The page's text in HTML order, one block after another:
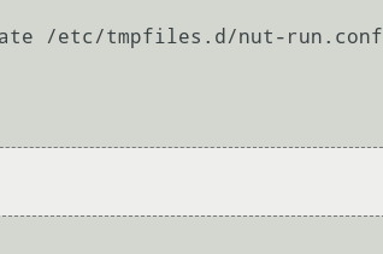
/etc/tmpfiles.d/nut-run.conf